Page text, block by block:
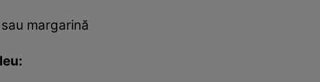
margarină